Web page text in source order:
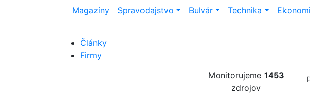
Magazíny Spravodajstvo Bulvár Technika
Články
Firmy
Monitorujeme 1453
zdrojov